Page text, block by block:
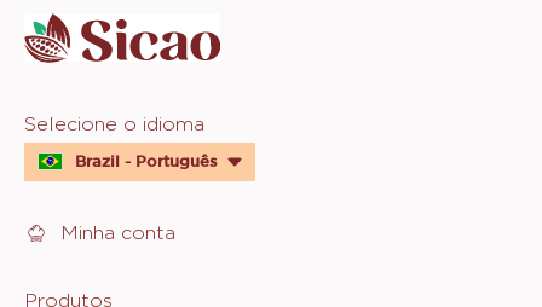
info
Website
quick
links
Selecione o idioma
Brazil - Português
Minha conta
Produtos